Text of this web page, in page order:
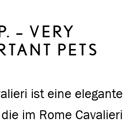
– VERY
PETS
ist eine elegante
im Rome Cavalieri